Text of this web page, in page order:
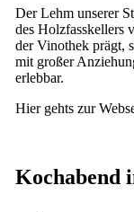
Der Lehm unserer
des Holzfasskellers
der Vinothek prägt,
mit großer
erlebbar.
Hier gehts zur
Kochabend